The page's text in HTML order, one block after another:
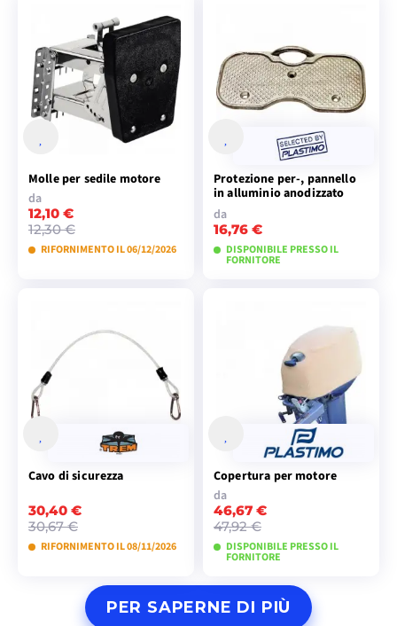
VISUALIZZA I
MODELLI
Molle per sedile motore
da
12,10 €
12,30 €
RIFORNIMENTO IL 06/12/2026
MODELLI
Protezione per-, pannello
in alluminio anodizzato
da
16,76 €
DISPONIBILE PRESSO IL
FORNITORE
MODELLI
Cavo di sicurezza
30,40 €
30,67 €
RIFORNIMENTO IL 08/11/2026
PREORDINE
Copertura per motore
da
46,67 €
47,92 €
DISPONIBILE PRESSO IL
FORNITORE
VISUALIZZA I
PER SAPERNE DI PIÙ